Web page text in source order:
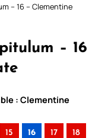
– 16 – Clementine
– 16
: Clementine
15 16 17 18